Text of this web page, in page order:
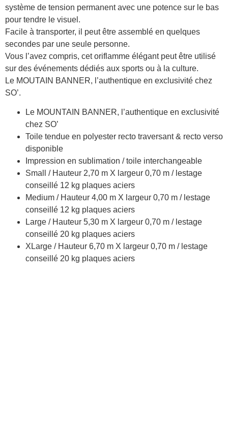
système de tension permanent avec une potence sur le bas
pour tendre le visuel.
Facile à transporter, il peut être assemblé en quelques
secondes par une seule personne.
Vous l’avez compris, cet oriflamme élégant peut être utilisé
sur des événements dédiés aux sports ou à la culture.
Le MOUTAIN BANNER, l’authentique en exclusivité chez
SO’.
Le MOUNTAIN BANNER, l’authentique en exclusivité
chez SO’
Toile tendue en polyester recto traversant & recto verso
disponible
Impression en sublimation / toile interchangeable
Small / Hauteur 2,70 m X largeur 0,70 m / lestage
conseillé 12 kg plaques aciers
Medium / Hauteur 4,00 m X largeur 0,70 m / lestage
conseillé 12 kg plaques aciers
Large / Hauteur 5,30 m X largeur 0,70 m / lestage
conseillé 20 kg plaques aciers
XLarge / Hauteur 6,70 m X largeur 0,70 m / lestage
conseillé 20 kg plaques aciers